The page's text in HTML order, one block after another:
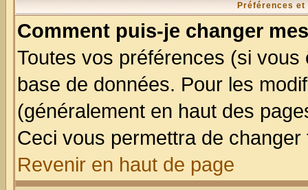
Préférences
Comment puis-je changer
Toutes vos préférences (si
base de données. Pour les
(généralement en haut des
Ceci vous permettra de
Revenir en haut de page